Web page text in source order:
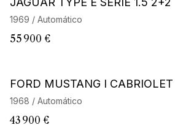
1969 / Automático
55 900 €
FORD MUSTANG I
1968 / Automático
43 900 €